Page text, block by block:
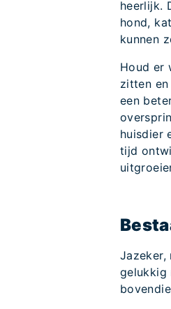
heerlijk.
hond,
kunnen
Houd er
zitten
een
huisdier
tijd
Jazeker,
gelukkig